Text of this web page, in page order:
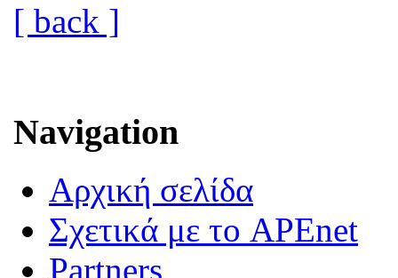
[ back ]
Navigation
Αρχική σελίδα
Σχετικά με το APEnet
Partners